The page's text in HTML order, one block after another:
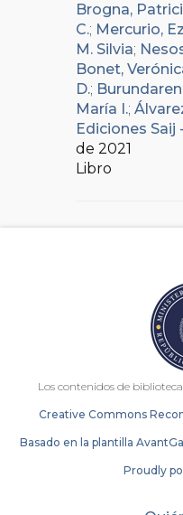
Brogna,
C.; Mercurio,
M. Silvia;
Bonet,
D.;
María I.;
Ediciones Saij
de 2021
Libro
Los contenidos de
Creative Commons
Basado en la plantilla
Proudly